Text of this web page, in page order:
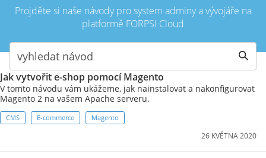
Projděte si naše návody pro system adminy a vývojáře na
platformě FORPSI Cloud
Jak vytvořit e-shop pomocí Magento
V tomto návodu vám ukážeme, jak nainstalovat a nakonfigurovat
Magento 2 na vašem Apache serveru.
CMS E-commerce Magento
26 KVĚTNA 2020